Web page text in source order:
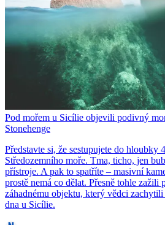
Pod mořem u Sicílie objevili podivný
Stonehenge
Představte si, že sestupujete do hloubky
Středozemního moře. Tma, ticho, jen
přístroje. A pak to spatříte – masivní
prostě nemá co dělat. Přesně tohle zažili
záhadnému objektu, který vědci
dna u Sicílie.